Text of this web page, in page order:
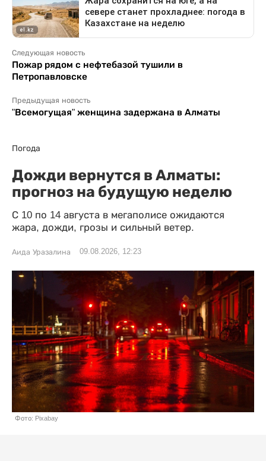
Следующая новость
Пожар рядом с нефтебазой тушили в
Петропавловске
Предыдущая новость
"Всемогущая" женщина задержана в Алматы
Погода
Дожди вернутся в Алматы:
прогноз на будущую неделю
С 10 по 14 августа в мегаполисе ожидаются
жара, дожди, грозы и сильный ветер.
Аида Уразалина 09.08.2026, 12:23
Фото: Pixabay